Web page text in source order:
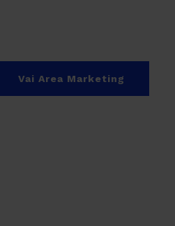
Vai Area Marketing